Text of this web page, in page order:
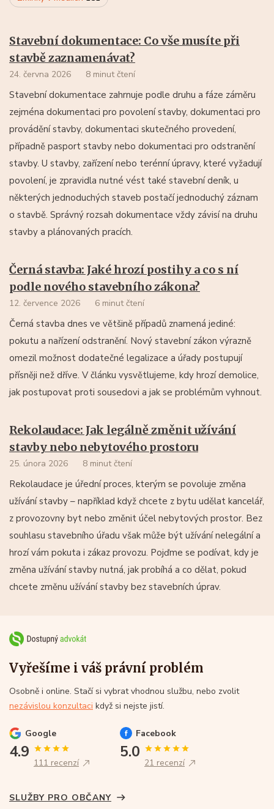
Stavební dokumentace: Co vše musíte při
stavbě zaznamenávat?
24. června 2026 8 minut čtení
Stavební dokumentace zahrnuje podle druhu a fáze záměru
zejména dokumentaci pro povolení stavby, dokumentaci pro
provádění stavby, dokumentaci skutečného provedení,
případně pasport stavby nebo dokumentaci pro odstranění
stavby. U stavby, zařízení nebo terénní úpravy, které vyžadují
povolení, je zpravidla nutné vést také stavební deník, u
některých jednoduchých staveb postačí jednoduchý záznam
o stavbě. Správný rozsah dokumentace vždy závisí na druhu
stavby a plánovaných pracích.
Černá stavba: Jaké hrozí postihy a co s ní
podle nového stavebního zákona?
12. července 2026 6 minut čtení
Černá stavba dnes ve většině případů znamená jediné:
pokutu a nařízení odstranění. Nový stavební zákon výrazně
omezil možnost dodatečné legalizace a úřady postupují
přísněji než dříve. V článku vysvětlujeme, kdy hrozí demolice,
jak postupovat proti sousedovi a jak se problémům vyhnout.
Rekolaudace: Jak legálně změnit užívání
stavby nebo nebytového prostoru
25. února 2026 8 minut čtení
Rekolaudace je úřední proces, kterým se povoluje změna
užívání stavby – například když chcete z bytu udělat kancelář,
z provozovny byt nebo změnit účel nebytových prostor. Bez
souhlasu stavebního úřadu však může být užívání nelegální a
hrozí vám pokuta i zákaz provozu. Pojďme se podívat, kdy je
změna užívání stavby nutná, jak probíhá a co dělat, pokud
chcete změnu užívání stavby bez stavebních úprav.
Vyřešíme i váš právní problém
Osobně i online. Stačí si vybrat vhodnou službu, nebo zvolit
nezávislou konzultaci když si nejste jistí.
Google
4.9
111 recenzí
Facebook
5.0
21 recenzí
SLUŽBY PRO OBČANY